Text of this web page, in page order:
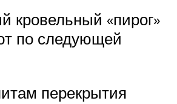
кровельный «пирог»
по следующей
перекрытия